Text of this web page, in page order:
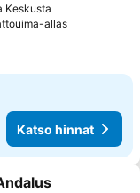
Keskusta
allasKatso
Katso hinnat